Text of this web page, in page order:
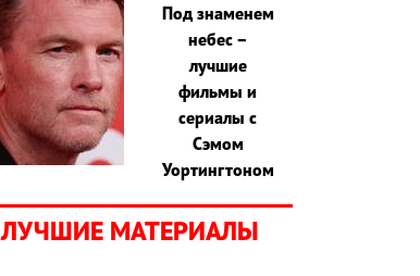
Под знаменем
небес –
лучшие
фильмы и
сериалы с
Сэмом
Уортингтоном
ЛУЧШИЕ МАТЕРИАЛЫ